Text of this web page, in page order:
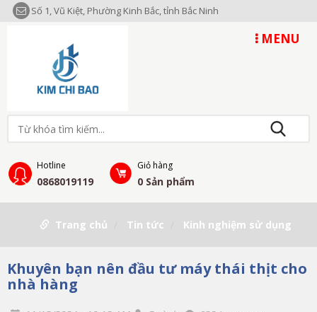
Số 1, Vũ Kiệt, Phường Kinh Bắc, tỉnh Bắc Ninh
MENU
Hotline
0868019119
Giỏ hàng
0 Sản phẩm
Trang chủ Tin tức Kinh nghiệm sử dụng
Khuyên bạn nên đầu tư máy thái thịt cho
nhà hàng